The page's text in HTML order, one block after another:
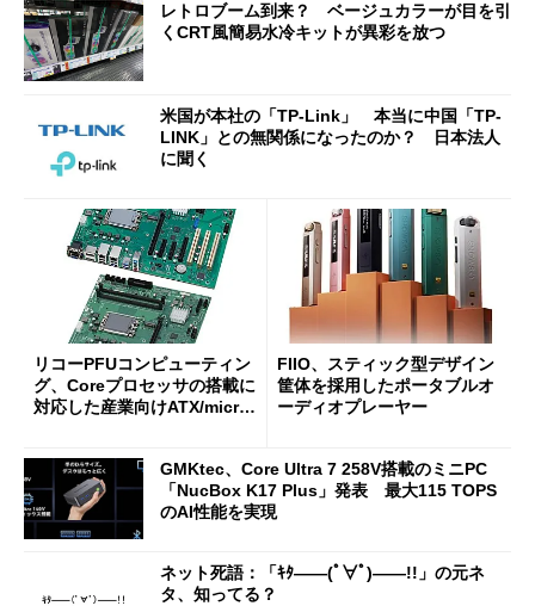
レトロブーム到来？ ベージュカラーが目を引
くCRT風簡易水冷キットが異彩を放つ
米国が本社の「TP-Link」 本当に中国「TP-
LINK」との無関係になったのか？ 日本法人
に聞く
リコーPFUコンピューティン
グ、Coreプロセッサの搭載に
対応した産業向けATX/micro
FIIO、スティック型デザイン
筐体を採用したポータブルオ
ーディオプレーヤー
GMKtec、Core Ultra 7 258V搭載のミニPC
「NucBox K17 Plus」発表 最大115 TOPS
のAI性能を実現
ネット死語：「ｷﾀ――(ﾟ∀ﾟ)――!!」の元ネ
タ、知ってる？